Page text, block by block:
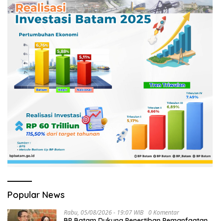
Popular News
Rabu, 05/08/2026 - 19:07 WIB 0 Komentar